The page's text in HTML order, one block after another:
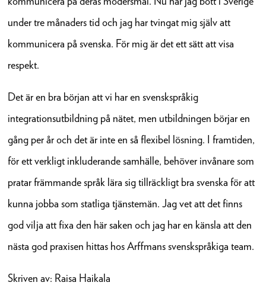
under tre månaders tid och jag har tvingat mig själv att
kommunicera på svenska. För mig är det ett sätt att visa
respekt.
Det är en bra början att vi har en svenskspråkig
integrationsutbildning på nätet, men utbildningen börjar en
gång per år och det är inte en så flexibel lösning. I framtiden,
för ett verkligt inkluderande samhälle, behöver invånare som
pratar främmande språk lära sig tillräckligt bra svenska för att
kunna jobba som statliga tjänstemän. Jag vet att det finns
god vilja att fixa den här saken och jag har en känsla att den
nästa god praxisen hittas hos Arffmans svenskspråkiga team.
Skriven av: Raisa Haikala